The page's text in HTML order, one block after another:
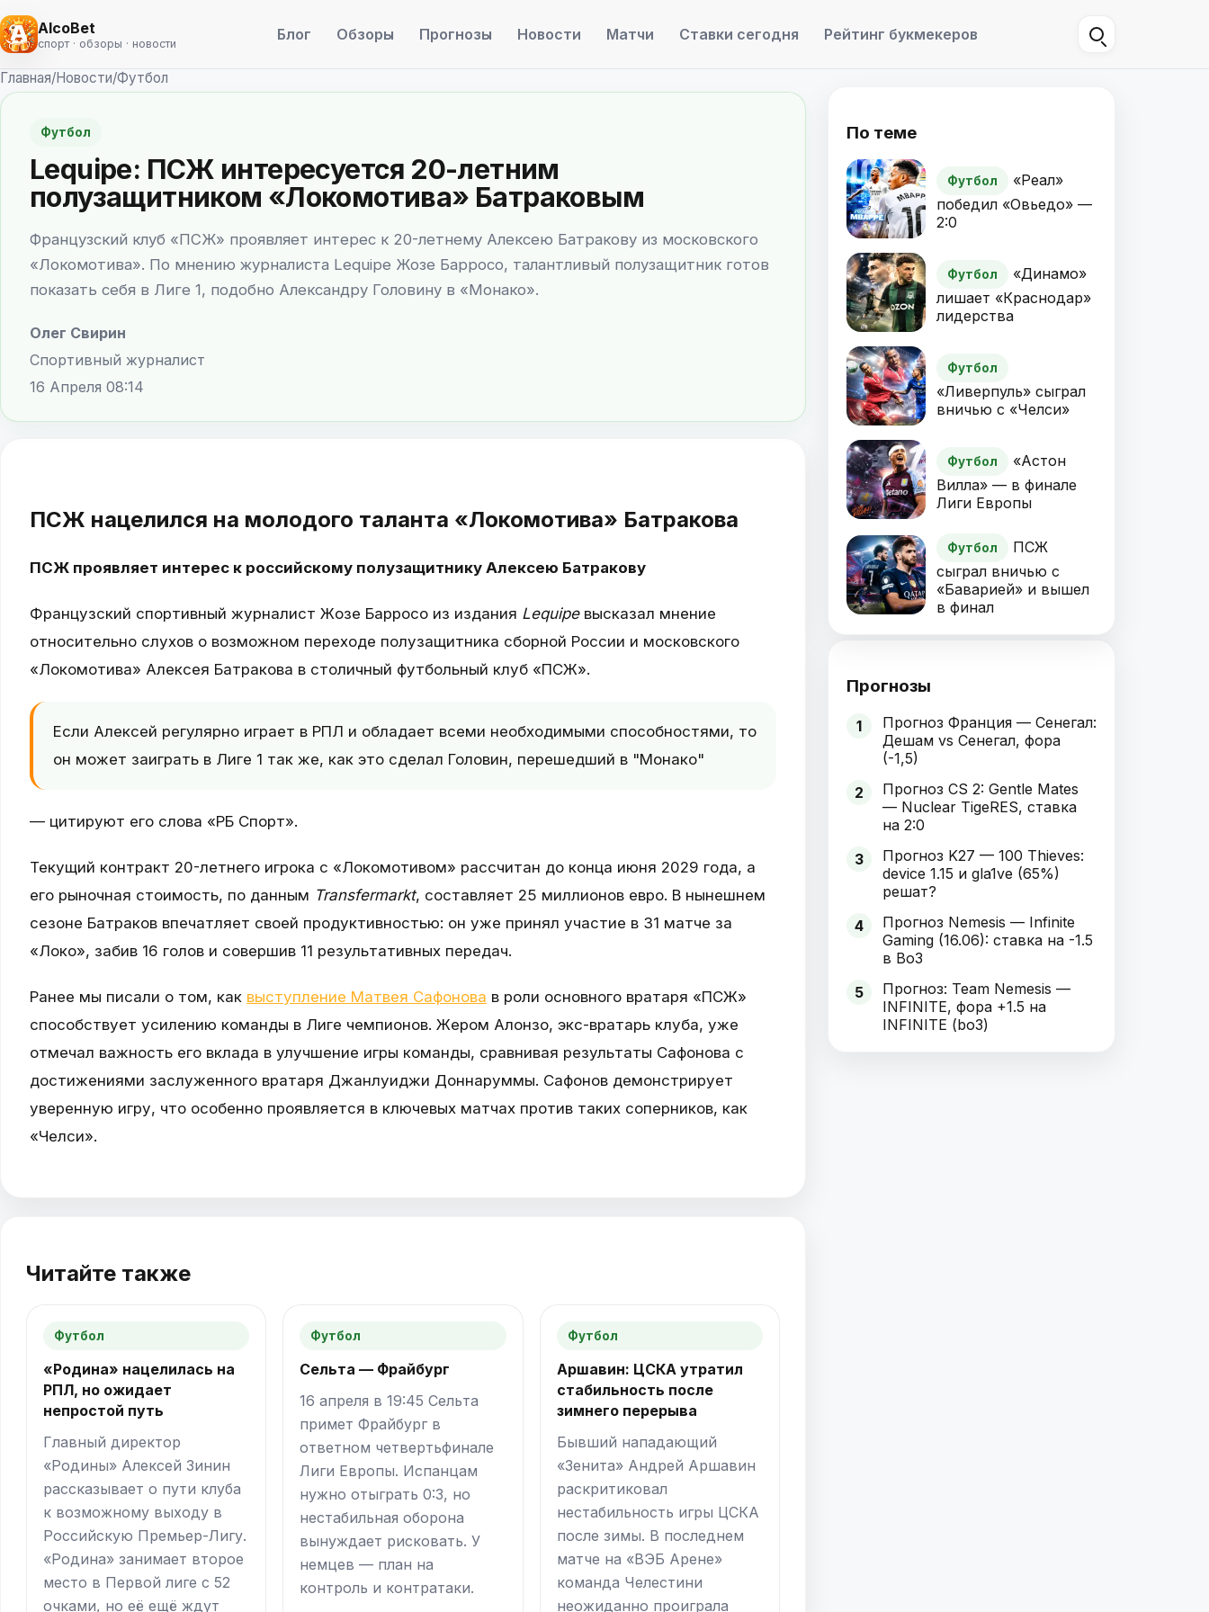
AlcoBet
спорт · обзоры · новости Блог Обзоры Прогнозы Новости Матчи Ставки сегодня Рейтинг букмекеров
Главная/Новости/Футбол
Футбол
Lequipe: ПСЖ интересуется 20-летним
полузащитником «Локомотива» Батраковым
Французский клуб «ПСЖ» проявляет интерес к 20-летнему Алексею Батракову из московского
«Локомотива». По мнению журналиста Lequipe Жозе Барросо, талантливый полузащитник готов
показать себя в Лиге 1, подобно Александру Головину в «Монако».
Олег Свирин
Спортивный журналист
16 Апреля 08:14
ПСЖ нацелился на молодого таланта «Локомотива» Батракова
ПСЖ проявляет интерес к российскому полузащитнику Алексею Батракову
Французский спортивный журналист Жозе Барросо из издания Lequipeвысказал мнение
относительно слухов о возможном переходе полузащитника сборной России и московского
«Локомотива» Алексея Батракова в столичный футбольный клуб «ПСЖ».
Если Алексей регулярно играет в РПЛ и обладает всеми необходимыми способностями, то
он может заиграть в Лиге 1 так же, как это сделал Головин, перешедший в "Монако"
— цитируют его слова «РБ Спорт».
Текущий контракт 20-летнего игрока с «Локомотивом» рассчитан до конца июня 2029 года, а
его рыночная стоимость, по данным Transfermarkt, составляет 25 миллионов евро. В нынешнем
сезоне Батраков впечатляет своей продуктивностью: он уже принял участие в 31 матче за
«Локо», забив 16 голов и совершив 11 результативных передач.
Ранее мы писали о том, как выступление Матвея Сафонова в роли основного вратаря «ПСЖ»
способствует усилению команды в Лиге чемпионов. Жером Алонзо, экс-вратарь клуба, уже
отмечал важность его вклада в улучшение игры команды, сравнивая результаты Сафонова с
достижениями заслуженного вратаря Джанлуиджи Доннаруммы. Сафонов демонстрирует
уверенную игру, что особенно проявляется в ключевых матчах против таких соперников, как
«Челси».
Читайте также
Футбол
«Родина» нацелилась на
РПЛ, но ожидает
непростой путь
Главный директор
«Родины» Алексей Зинин
рассказывает о пути клуба
к возможному выходу в
Российскую Премьер-Лигу.
«Родина» занимает второе
место в Первой лиге с 52
очками, но её ещё ждут
Футбол
Сельта — Фрайбург
16 апреля в 19:45 Сельта
примет Фрайбург в
ответном четвертьфинале
Лиги Европы. Испанцам
нужно отыграть 0:3, но
нестабильная оборона
вынуждает рисковать. У
немцев — план на
контроль и контратаки.
Футбол
Аршавин: ЦСКА утратил
стабильность после
зимнего перерыва
Бывший нападающий
«Зенита» Андрей Аршавин
раскритиковал
нестабильность игры ЦСКА
после зимы. В последнем
матче на «ВЭБ Арене»
команда Челестини
неожиданно проиграла
По теме
Футбол
«Реал»
победил «Овьедо» —
2:0
Футбол
«Динамо»
лишает «Краснодар»
лидерства
Футбол
«Ливерпуль» сыграл
вничью с «Челси»
Футбол
«Астон
Вилла» — в финале
Лиги Европы
Футбол
ПСЖ
сыграл вничью с
«Баварией» и вышел
в финал
Прогнозы
1
Прогноз Франция — Сенегал:
Дешам vs Сенегал, фора
(-1,5)
2
Прогноз CS 2: Gentle Mates
— Nuclear TigeRES, ставка
на 2:0
3
Прогноз K27 — 100 Thieves:
device 1.15 и gla1ve (65%)
решат?
4
Прогноз Nemesis — Infinite
Gaming (16.06): ставка на -1.5
в Bo3
5
Прогноз: Team Nemesis —
INFINITE, фора +1.5 на
INFINITE (bo3)